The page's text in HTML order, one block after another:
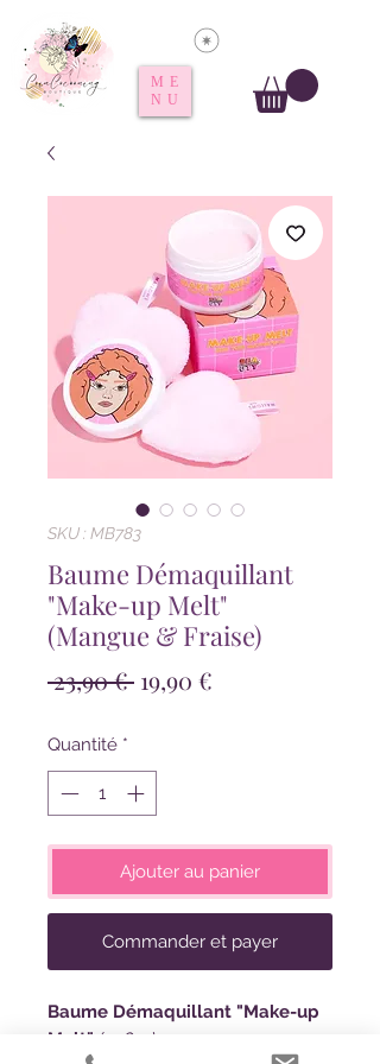
ME
NU
SKU : MB783
Baume Démaquillant
"Make-up Melt"
(Mangue & Fraise)
23,90 € Prix
19,90 €
Quantité *
Ajouter au panier
Commander et payer
Baume Démaquillant "Make-up
Melt" (208gr)